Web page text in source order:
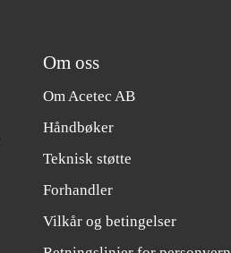
Om oss
Om Acetec AB
Håndbøker
Teknisk støtte
Forhandler
Vilkår og betingelser